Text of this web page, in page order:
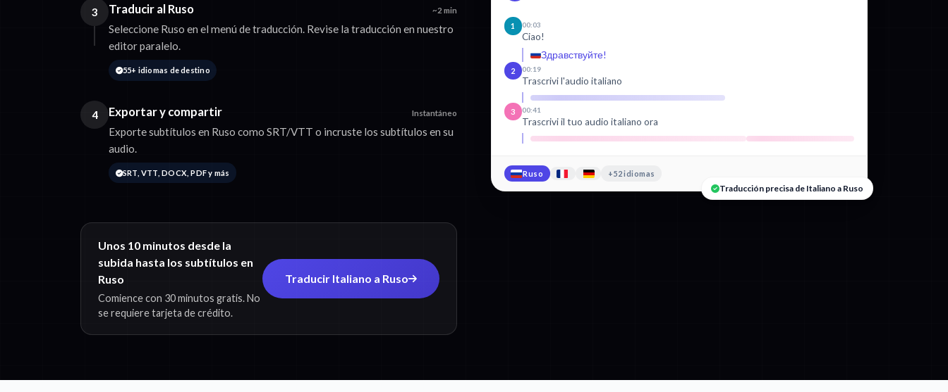
3 Traducir al Ruso ~2 min
Seleccione Ruso en el menú de traducción. Revise la traducción en nuestro
editor paralelo.
55+ idiomas de destino
4 Exportar y compartir Instantáneo
Exporte subtítulos en Ruso como SRT/VTT o incruste los subtítulos en su
audio.
SRT, VTT, DOCX, PDF y más
Unos 10 minutos desde la
subida hasta los subtítulos en
Ruso
Comience con 30 minutos gratis. No
se requiere tarjeta de crédito.
Traducir Italiano a Ruso
1 00:03
Ciao!
Здравствуйте!
2 00:19
Trascrivi l'audio italiano
3 00:41
Trascrivi il tuo audio italiano ora
Ruso +52 idiomas
Traducción precisa de Italiano a Ruso